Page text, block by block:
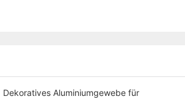
Dekoratives Aluminiumgewebe für